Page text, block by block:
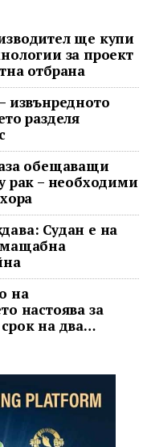
ще купи
за проект
отбрана
извънредното
разделя
обещаващи
рак – необходими
Судан е на
на
настоява за
на два